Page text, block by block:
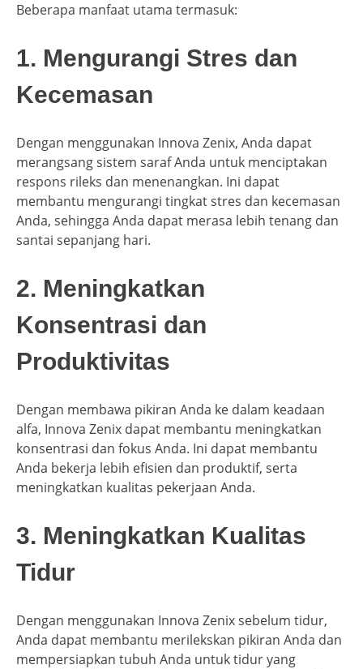
Beberapa manfaat utama termasuk:
1. Mengurangi Stres dan
Kecemasan
Dengan menggunakan Innova Zenix, Anda dapat
merangsang sistem saraf Anda untuk menciptakan
respons rileks dan menenangkan. Ini dapat
membantu mengurangi tingkat stres dan kecemasan
Anda, sehingga Anda dapat merasa lebih tenang dan
santai sepanjang hari.
2. Meningkatkan
Konsentrasi dan
Produktivitas
Dengan membawa pikiran Anda ke dalam keadaan
alfa, Innova Zenix dapat membantu meningkatkan
konsentrasi dan fokus Anda. Ini dapat membantu
Anda bekerja lebih efisien dan produktif, serta
meningkatkan kualitas pekerjaan Anda.
3. Meningkatkan Kualitas
Tidur
Dengan menggunakan Innova Zenix sebelum tidur,
Anda dapat membantu merilekskan pikiran Anda dan
mempersiapkan tubuh Anda untuk tidur yang